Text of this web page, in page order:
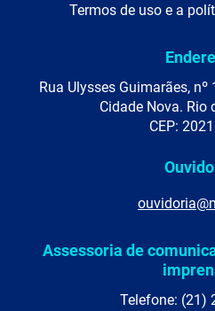
Termos de uso e a
Rua Ulysses Guimarães,
Cidade Nova. Rio
CEP:
Assessoria de
Telefone: (21)